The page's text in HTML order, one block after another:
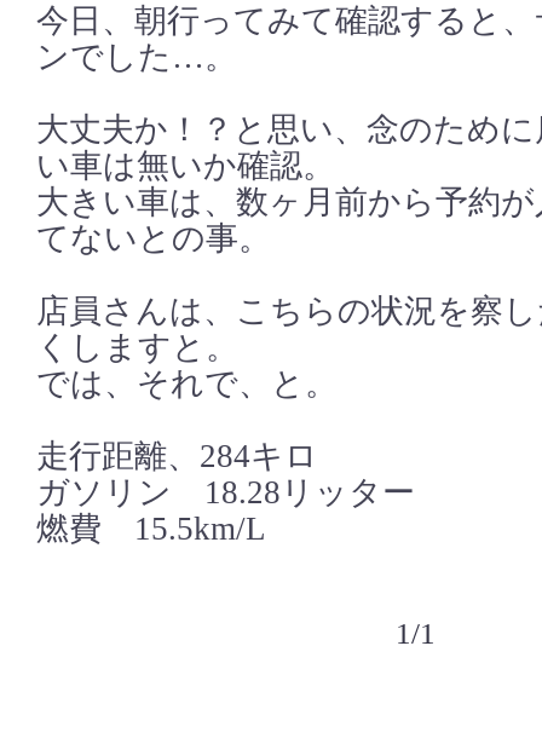
今日、朝行ってみて確認すると
ンでした…。
大丈夫か！？と思い、念のため
い車は無いか確認。
大きい車は、数ヶ月前から予約
てないとの事。
店員さんは、こちらの状況を察
くしますと。
では、それで、と。
走行距離、284キロ
ガソリン 18.28リッター
燃費 15.5km/L
1/1